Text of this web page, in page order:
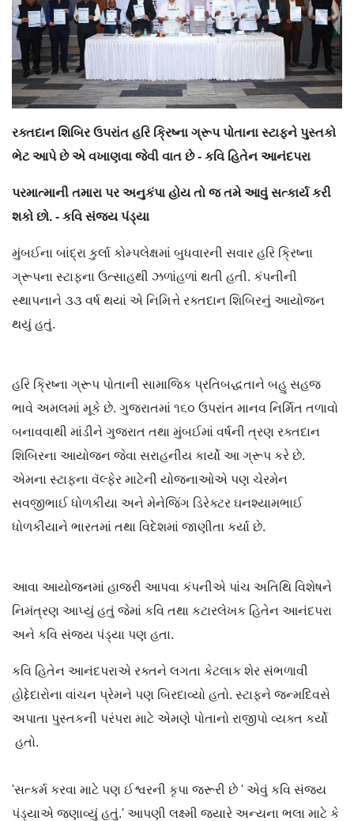
રક્તદાન શિબિર ઉપરાંત હરિ ક્રિષ્ના ગ્રૂપ પોતાના સ્ટાફને પુસ્તકો
ભેટ આપે છે એ વખાણવા જેવી વાત છે - કવિ હિતેન આનંદપરા
પરમાત્માની તમારા પર અનુકંપા હોય તો જ તમે આવું સત્કાર્ય કરી
શકો છો. - કવિ સંજય પંડ્યા
મુંબઈના બાંદ્રા કુર્લા કોમ્પલેક્ષમાં બુધવારની સવાર હરિ ક્રિષ્ના
ગ્રૂપના સ્ટાફના ઉત્સાહથી ઝળાંહળાં થતી હતી. કંપનીની
સ્થાપનાને ૩૩ વર્ષ થયાં એ નિમિત્તે રક્તદાન શિબિરનું આયોજન
થયું હતું.
હરિ ક્રિષ્ના ગ્રૂપ પોતાની સામાજિક પ્રતિબદ્ધતાને બહુ સહજ
ભાવે અમલમાં મૂકે છે. ગુજરાતમાં ૧૬૦ ઉપરાંત માનવ નિર્મિત તળાવો
બનાવવાથી માંડીને ગુજરાત તથા મુંબઈમાં વર્ષની ત્રણ રક્તદાન
શિબિરના આયોજન જેવા સરાહનીય કાર્યો આ ગ્રૂપ કરે છે.
એમના સ્ટાફના વૅલ્ફેર માટેની યોજનાઓએ પણ ચેરમેન
સવજીભાઈ ધોળકીયા અને મેનેજિંગ ડિરેક્ટર ઘનશ્યામભાઈ
ધોળકીયાને ભારતમાં તથા વિદેશમાં જાણીતા કર્યા છે.
આવા આયોજનમાં હાજરી આપવા કંપનીએ પાંચ અતિથિ વિશેષને
નિમંત્રણ આપ્યું હતું જેમાં કવિ તથા કટારલેખક હિતેન આનંદપરા
અને કવિ સંજય પંડ્યા પણ હતા.
કવિ હિતેન આનંદપરાએ રક્તને લગતા કેટલાક શેર સંભળાવી
હોદ્દેદારોના વાંચન પ્રેમને પણ બિરદાવ્યો હતો. સ્ટાફને જન્મદિવસે
અપાતા પુસ્તકની પરંપરા માટે એમણે પોતાનો રાજીપો વ્યક્ત કર્યો
હતો.
'સત્કર્મ કરવા માટે પણ ઈશ્વરની કૃપા જરૂરી છે ' એવું કવિ સંજય
પંડ્યાએ જણાવ્યું હતું.' આપણી લક્ષ્મી જ્યારે અન્યના ભલા માટે કે